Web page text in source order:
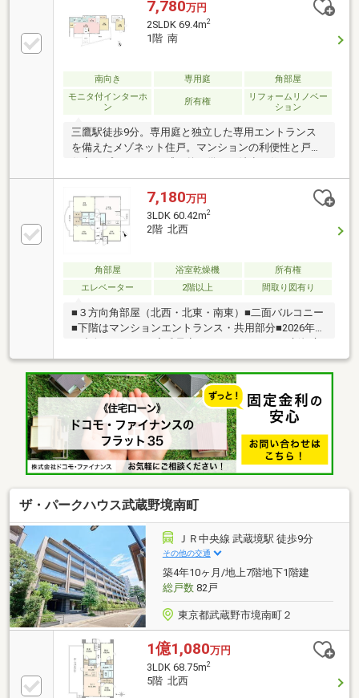
7,780万円
2SLDK 69.4m2
1階 南
南向き 専用庭
角部屋
モニタ付インターホ
ン
所有権
リフォームリノベー
ション
三鷹駅徒歩9分。専用庭と独立した専用エントランス
を備えたメゾネット住戸。マンションの利便性と戸建
す。リノベルによる上質なリノベーションが施されて
おり、新しい暮らしを気持ちよくスタートできます。
■階下へ気兼ねなく過ごせる1階部分■約25.15平米の専
用庭付■約3.88平米の玄関ポーチ有■全居室、キッチ
ン、洗面室に窓有■LD・洋室（約5.8帖）は二重サッシ
付き■温水洗浄便座■快適な暮らしを守るオートロック
7,180万円
3LDK 60.42m2
2階 北西
角部屋 浴室乾燥機
所有権
エレベーター
2階以上 間取り図有り
■３方向角部屋（北西・北東・南東）■二面バルコニー
■下階はマンションエントランス・共用部分■2026年9
換(食洗機付)・洗面化粧台、トイレ新規交換・ユニッ
トバス新規交換(追い焚き機能付)・給湯器新規交換・
建具新規交換・防水パン新規交換・フローリング、ク
ロス、CF新規張替■周辺環境・いなげや武蔵野西久保
店 60ｍ・セブンイレブン三鷹中央通り店 330ｍ・
まいばすけっと武蔵野中町店 340ｍ・武蔵野市立第
五小学校 770ｍ
ザ・パークハウス武蔵野境南町
ＪＲ中央線 武蔵境駅 徒歩9分
その他の交通
築4年10ヶ月/地上7階地下1階建
総戸数82戸
東京都武蔵野市境南町２
1億1,080万円
3LDK 68.75m2
5階 北西